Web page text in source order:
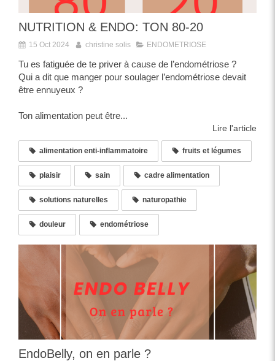
NUTRITION & ENDO: TON 80-20
15 Oct 2024 christine solis ENDOMETRIOSE
Tu es fatiguée de te priver à cause de l’endométriose ?
Qui a dit que manger pour soulager l’endométriose devait
être ennuyeux ?
Ton alimentation peut être...
Lire l'article
alimentation enti-inflammatoire fruits et légumes
plaisir sain cadre alimentation
solutions naturelles naturopathie
douleur endométriose
EndoBelly, on en parle ?